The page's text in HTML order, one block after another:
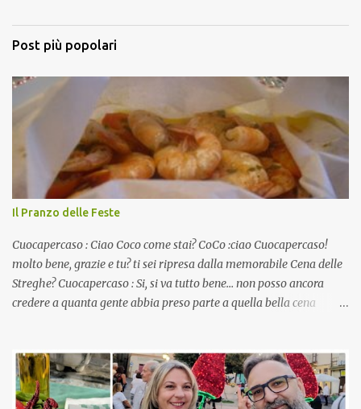
Post più popolari
Il Pranzo delle Feste
Cuocapercaso : Ciao Coco come stai? CoCo :ciao Cuocapercaso!
molto bene, grazie e tu? ti sei ripresa dalla memorabile Cena delle
Streghe? Cuocapercaso : Si, si va tutto bene… non posso ancora
credere a quanta gente abbia preso parte a quella bella cena
pranzo, racconta un po'! Perchè io avrò ospiti e cerco degli spunti...
Cuocapercaso : A dire il vero domenica prossima non preparo
nulla perché vado al Pranzo Aziendale di fine anno organizzato dai